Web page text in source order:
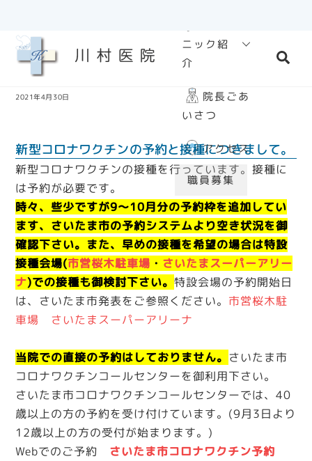
content
ニック紹
介
院長ごあ
いさつ
アクセス
職員募集
2021年4月30日
新型コロナワクチンの予約と接種につきまして。
新型コロナワクチンの接種を行っています。接種に
は予約が必要です。
時々、些少ですが9～10月分の予約枠を追加してい
ます、さいたま市の予約システムより空き状況を御
確認下さい。また、早めの接種を希望の場合は特設
接種会場(市営桜木駐車場 ・ さいたまスーパーアリー
ナ)での接種も御検討下さい。特設会場の予約開始日
は、さいたま市発表をご参照ください。 市営桜木駐
車場
さいたまスーパーアリーナ
当院での直接の予約はしておりません。 さいたま市
コロナワクチンコールセンターを御利用下さい。
さいたま市コロナワクチンコールセンターでは、40
歳以上の方の予約を受け付けています。(9月3日より
12歳以上の方の受付が始まります。)
Webでのご予約 さいたま市コロナワクチン予約